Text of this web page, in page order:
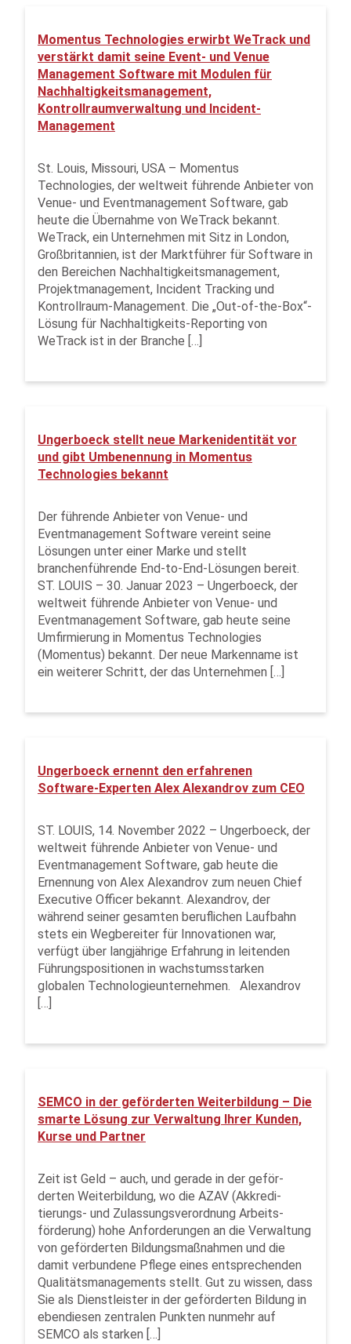
Momentus Technologies erwirbt WeTrack und
verstärkt damit seine Event- und Venue
Management Software mit Modulen für
Nachhaltigkeitsmanagement,
Kontrollraumverwaltung und Incident-
Management
St. Louis, Missouri, USA – Momentus
Technologies, der weltweit führende Anbieter von
Venue- und Eventmanagement Software, gab
heute die Übernahme von WeTrack bekannt.
WeTrack, ein Unternehmen mit Sitz in London,
Großbritannien, ist der Marktführer für Software in
den Bereichen Nachhaltigkeitsmanagement,
Projektmanagement, Incident Tracking und
Kontrollraum-Management. Die „Out-of-the-Box“-
Lösung für Nachhaltigkeits-Reporting von
WeTrack ist in der Branche […]
Ungerboeck stellt neue Markenidentität vor
und gibt Umbenennung in Momentus
Technologies bekannt
Der führende Anbieter von Venue- und
Eventmanagement Software vereint seine
Lösungen unter einer Marke und stellt
branchenführende End-to-End-Lösungen bereit.
ST. LOUIS – 30. Januar 2023 – Ungerboeck, der
weltweit führende Anbieter von Venue- und
Eventmanagement Software, gab heute seine
Umfirmierung in Momentus Technologies
(Momentus) bekannt. Der neue Markenname ist
ein weiterer Schritt, der das Unternehmen […]
Ungerboeck ernennt den erfahrenen
Software-Experten Alex Alexandrov zum CEO
ST. LOUIS, 14. November 2022 – Ungerboeck, der
weltweit führende Anbieter von Venue- und
Eventmanagement Software, gab heute die
Ernennung von Alex Alexandrov zum neuen Chief
Executive Officer bekannt. Alexandrov, der
während seiner gesamten beruflichen Laufbahn
stets ein Wegbereiter für Innovationen war,
verfügt über langjährige Erfahrung in leitenden
Führungspositionen in wachstumsstarken
globalen Technologieunternehmen. Alexandrov
[…]
SEMCO in der geförderten Weiterbildung – Die
smarte Lösung zur Verwaltung Ihrer Kunden,
Kurse und Partner
Zeit ist Geld – auch, und gerade in der geför­
derten Weiter­bildung, wo die AZAV (Akkredi­
tierungs- und Zulassungs­verordnung Arbeits­
förderung) hohe Anfor­derungen an die Verwaltung
von geförderten Bildungs­maßnahmen und die
damit verbundene Pflege eines entsprechenden
Qualitäts­manage­ments stellt. Gut zu wissen, dass
Sie als Dienst­leister in der geförderten Bildung in
eben­diesen zentralen Punkten nunmehr auf
SEMCO als starken […]